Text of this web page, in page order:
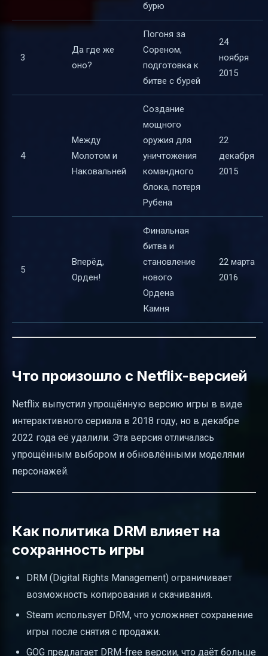
бурю
3
Да где же
оно?
Погоня за
Сореном,
подготовка к
битве с бурей
24
ноября
2015
4
Между
Молотом и
Наковальней
Создание
мощного
оружия для
уничтожения
командного
блока, потеря
Рубена
22
декабря
2015
5
Вперёд,
Орден!
Финальная
битва и
становление
нового
Ордена
Камня
22 марта
2016
Что произошло с Netflix-версией
Netflix выпустил упрощённую версию игры в виде
интерактивного сериала в 2018 году, но в декабре
2022 года её удалили. Эта версия отличалась
упрощённым выбором и обновлёнными моделями
персонажей.
Как политика DRM влияет на
сохранность игры
DRM (Digital Rights Management) ограничивает
возможность копирования и скачивания.
Steam использует DRM, что усложняет сохранение
игры после снятия с продажи.
GOG предлагает DRM-free версии, что даёт больше